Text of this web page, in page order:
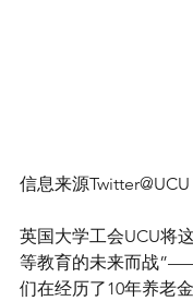
信息来源Twitter@UCU
英国大学工会UCU将
等教育的未来而战
们在经历了10年养老